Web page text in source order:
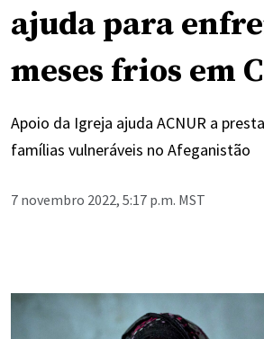
ajuda para
meses frios em
Apoio da Igreja ajuda ACNUR a
famílias vulneráveis no Afeganistão
7 novembro 2022, 5:17 p.m. MST